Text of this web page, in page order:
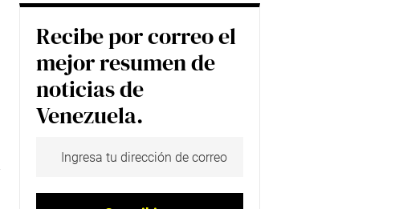
Recibe por correo el
mejor resumen de
noticias de
Venezuela.